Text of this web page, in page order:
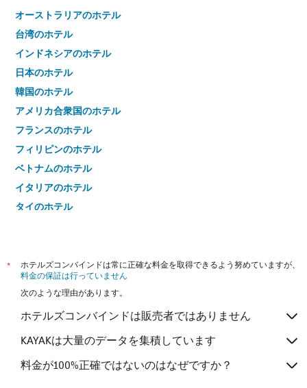
オーストラリアのホテル
台湾のホテル
インドネシアのホテル
日本のホテル
韓国のホテル
アメリカ合衆国のホテル
フランスのホテル
フィリピンのホテル
ベトナムのホテル
イタリアのホテル
タイのホテル
*
ホテルズコンバインドは常に正確な料金を取得できるよう努めていますが、
料金の保証は行っていません
次のような理由があります。
ホテルズコンバインドは販売者ではありません
KAYAKは大量のデータを集積しています
料金が100%正確ではないのはなぜですか？